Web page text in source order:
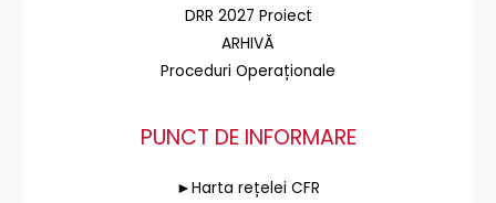
DRR 2027 Proiect
ARHIVĂ
Proceduri Operaționale
PUNCT DE INFORMARE
►Harta rețelei CFR